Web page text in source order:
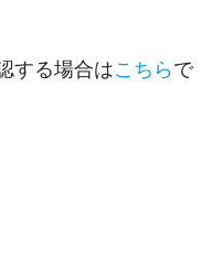
する場合はこちらで